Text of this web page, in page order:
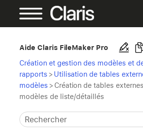
Aide Claris FileMaker Pro
Création et gestion des modèles et
rapports > Utilisation de tables
modèles > Création de tables
modèles de liste/détaillés